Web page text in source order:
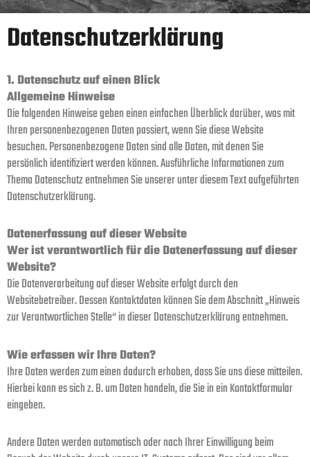
Datenschutzerklärung
1. Datenschutz auf einen Blick
Allgemeine Hinweise
Die folgenden Hinweise geben einen einfachen Überblick darüber, was mit
Ihren personenbezogenen Daten passiert, wenn Sie diese Website
besuchen. Personenbezogene Daten sind alle Daten, mit denen Sie
persönlich identifiziert werden können. Ausführliche Informationen zum
Thema Datenschutz entnehmen Sie unserer unter diesem Text aufgeführten
Datenschutzerklärung.
Datenerfassung auf dieser Website
Wer ist verantwortlich für die Datenerfassung auf dieser
Website?
Die Datenverarbeitung auf dieser Website erfolgt durch den
Websitebetreiber. Dessen Kontaktdaten können Sie dem Abschnitt „Hinweis
zur Verantwortlichen Stelle“ in dieser Datenschutzerklärung entnehmen.
Wie erfassen wir Ihre Daten?
Ihre Daten werden zum einen dadurch erhoben, dass Sie uns diese mitteilen.
Hierbei kann es sich z. B. um Daten handeln, die Sie in ein Kontaktformular
eingeben.
Andere Daten werden automatisch oder nach Ihrer Einwilligung beim